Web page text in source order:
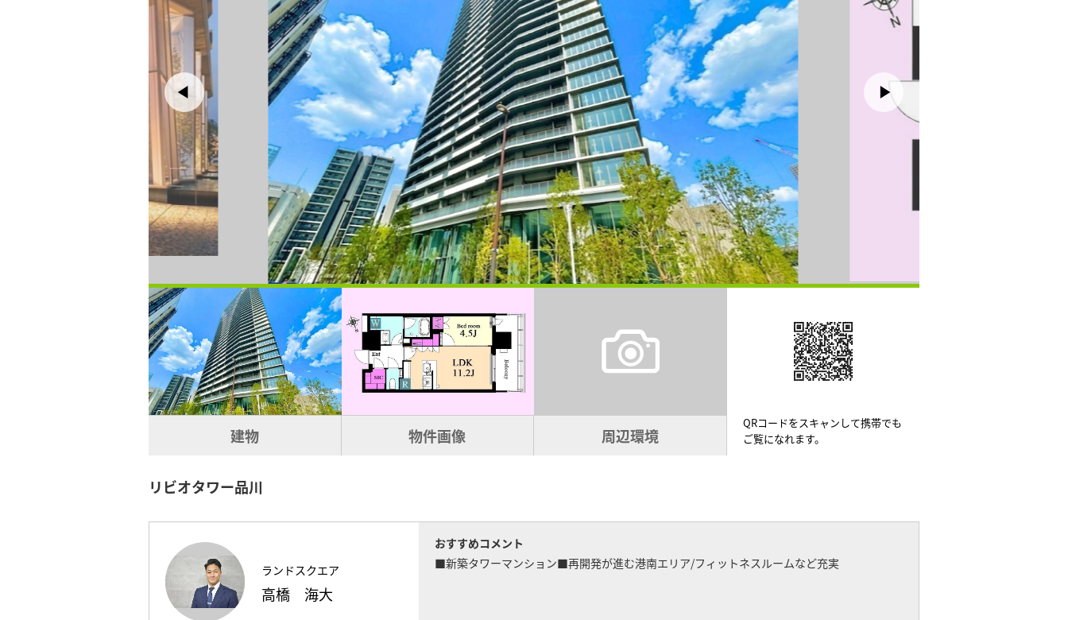
建物 物件画像 周辺環境
QRコードをスキャンして携帯でも
ご覧になれます。
リビオタワー品川
ランドスクエア
高橋 海大
おすすめコメント
■新築タワーマンション■再開発が進む港南エリア/フィットネスルームなど充実